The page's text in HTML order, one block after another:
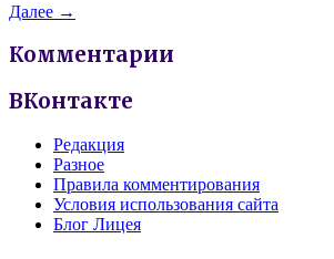
Далее →
Комментарии
ВКонтакте
Редакция
Разное
Правила комментирования
Условия использования сайта
Блог Лицея